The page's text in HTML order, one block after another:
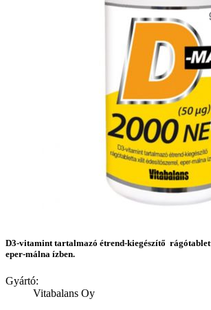
D3-vitamint tartalmazó étrend-kiegészítő
eper-málna ízben.
Gyártó:
Vitabalans Oy